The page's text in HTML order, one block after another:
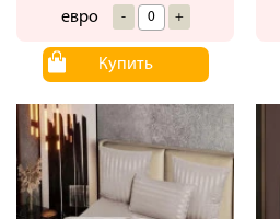
евро - +
Купить